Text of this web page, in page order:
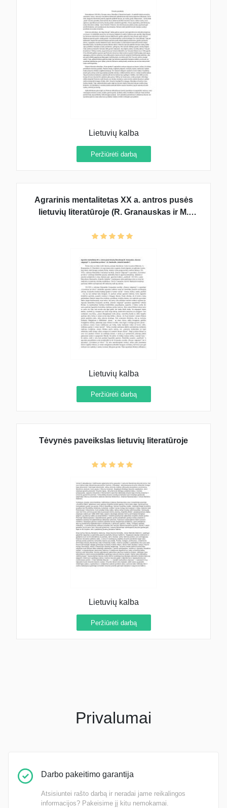
Lietuvių kalba
Peržiūrėti darbą
Agrarinis mentalitetas XX a. antros pusės
lietuvių literatūroje (R. Granauskas ir M.
Lietuvių kalba
Peržiūrėti darbą
Tėvynės paveikslas lietuvių literatūroje
Lietuvių kalba
Peržiūrėti darbą
Privalumai
Darbo pakeitimo garantija
Atsisiuntei rašto darbą ir neradai jame reikalingos
informacijos? Pakeisime jį kitu nemokamai.